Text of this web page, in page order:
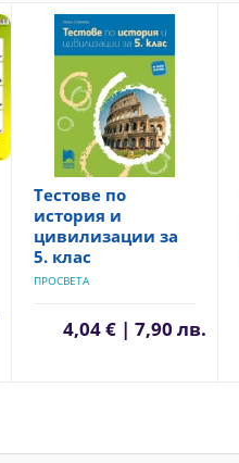
Тестове по
история и
цивилизации за
5. клас
ПРОСВЕТА
4,04 € | 7,90 лв.